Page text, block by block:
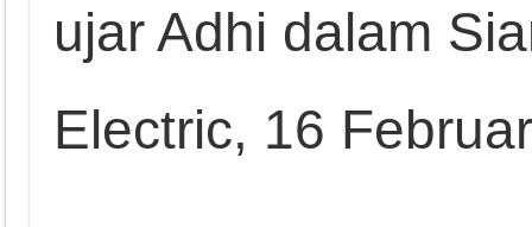
ujar Adhi dalam
Electric, 16